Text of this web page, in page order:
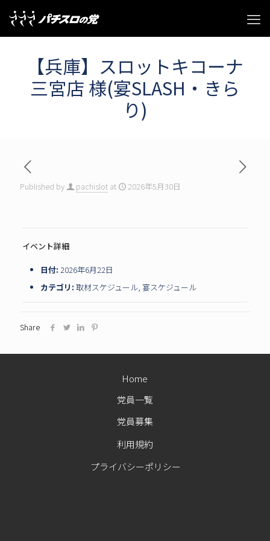
【兵庫】スロットキコーナ
三宮店 様(宴SLASH・きら
り)
Published by pachislot at 2026年5月30日
イベント詳細
日付: 2026年6月22日
カテゴリ: 取材スケジュール, 宴スケジュール
Share
党員一覧
党員募集
利用規約
Home
プライバシーポリシー